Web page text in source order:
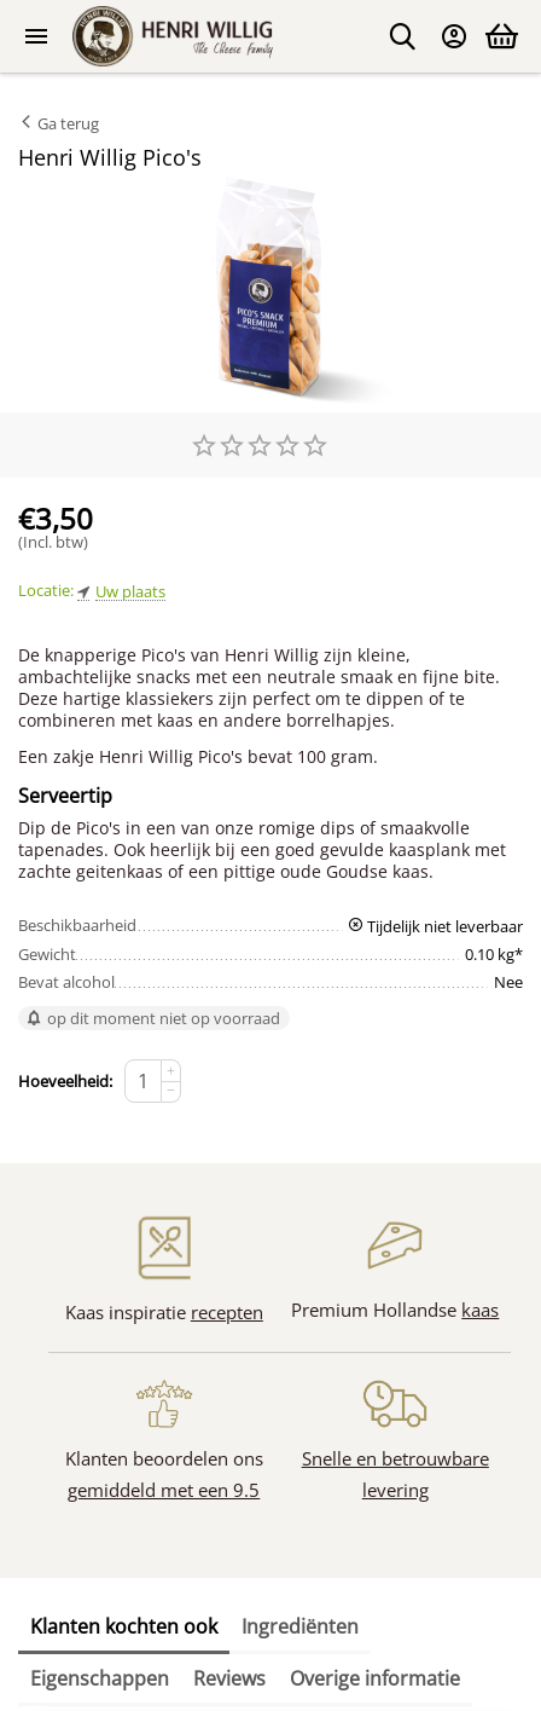
Ga terug
Henri Willig Pico's
€3,50
(Incl. btw)
Locatie: Uw plaats
De knapperige Pico's van Henri Willig zijn kleine,
ambachtelijke snacks met een neutrale smaak en fijne bite.
Deze hartige klassiekers zijn perfect om te dippen of te
combineren met kaas en andere borrelhapjes.
Een zakje Henri Willig Pico's bevat 100 gram.
Serveertip
Dip de Pico's in een van onze romige dips of smaakvolle
tapenades. Ook heerlijk bij een goed gevulde kaasplank met
zachte geitenkaas of een pittige oude Goudse kaas.
Beschikbaarheid
Tijdelijk niet leverbaar
Gewicht
0.10 kg*
Bevat alcohol
Nee
op dit moment niet op voorraad
Hoeveelheid:
+
−
Kaas inspiratie recepten Premium Hollandse kaas
Klanten beoordelen ons
gemiddeld met een 9.5
Snelle en betrouwbare
levering
Klanten kochten ook
Ingrediënten
Eigenschappen
Reviews Overige informatie